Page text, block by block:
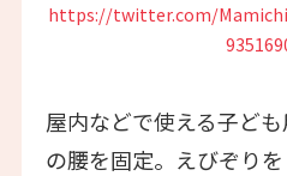
https://twitter.com/
屋内などで使える子ど
の腰を固定。えびぞり